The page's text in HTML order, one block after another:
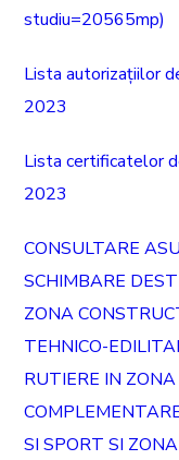
studiu=20565mp)
Lista autorizațiilor
2023
Lista certificatelor
2023
CONSULTARE
SCHIMBARE
ZONA
TEHNICO-
RUTIERE IN
SI SPORT SI